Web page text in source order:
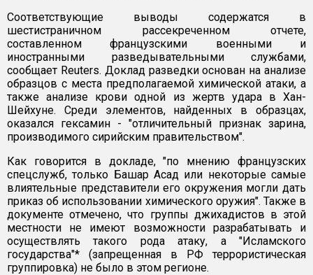
Соответствующие выводы содержатся в
шестистраничном рассекреченном отчете,
составленном французскими военными и
иностранными разведывательными службами,
сообщает Reuters. Доклад разведки основан на анализе
образцов с места предполагаемой химической атаки, а
также анализе крови одной из жертв удара в Хан-
Шейхуне. Среди элементов, найденных в образцах,
оказался гексамин - "отличительный признак зарина,
производимого сирийским правительством".
Как говорится в докладе, "по мнению французских
спецслужб, только Башар Асад или некоторые самые
влиятельные представители его окружения могли дать
приказ об использовании химического оружия". Также в
документе отмечено, что группы джихадистов в этой
местности не имеют возможности разрабатывать и
осуществлять такого рода атаку, а "Исламского
государства"* (запрещенная в РФ террористическая
группировка) не было в этом регионе.